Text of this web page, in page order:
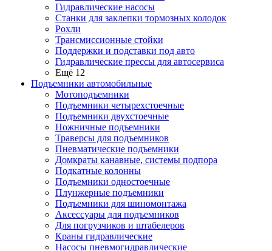
Гидравлические насосы
Cтанки для заклепки тормозных колодок
Рохли
Трансмиссионные стойки
Поддержки и подставки под авто
Гидравлические прессы для автосервиса
Ещё 12
Подъемники автомобильные
Мотоподъемники
Подъемники четырехстоечные
Подъемники двухстоечные
Ножничные подъемники
Траверсы для подъемников
Пневматические подъемники
Домкраты канавные, системы подпора
Подкатные колонны
Подъемники одностоечные
Плунжерные подъемники
Подъемники для шиномонтажа
Аксессуары для подъемников
Для погрузчиков и штабелеров
Краны гидравлические
Насосы пневмогидравлические